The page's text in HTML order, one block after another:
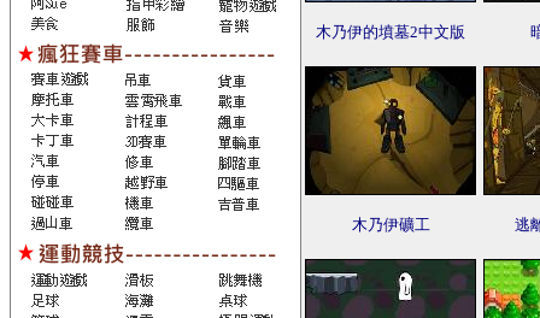
木乃伊的墳墓2中文版
木乃伊礦工 逃